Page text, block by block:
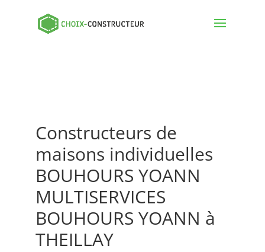
Constructeurs de
maisons individuelles
BOUHOURS YOANN
MULTISERVICES
BOUHOURS YOANN à
THEILLAY